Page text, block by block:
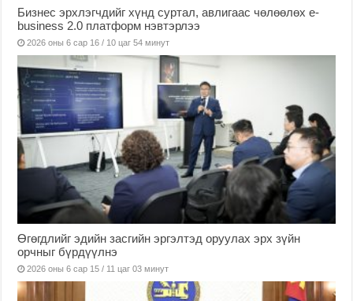
Бизнес эрхлэгчдийг хүнд суртал, авлигаас чөлөөлөх е-
business 2.0 платформ нэвтэрлээ
2026 оны 6 сар 16 / 10 цаг 54 минут
Өгөгдлийг эдийн засгийн эргэлтэд оруулах эрх зүйн
орчныг бүрдүүлнэ
2026 оны 6 сар 15 / 11 цаг 03 минут